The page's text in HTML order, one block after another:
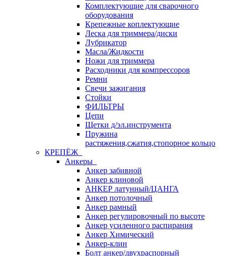
Комплектующие для сварочного
оборудования
Крепежные коплектующие
Леска для триммера/диски
Лубрикатор
Масла/Жидкости
Ножи для триммера
Расходники для компрессоров
Ремни
Свечи зажигания
Стойки
ФИЛЬТРЫ
Цепи
Щетки д/эл.инструмента
Пружина
растяжения,сжатия,стопорное кольцо
КРЕПЁЖ
Анкеры
Анкер забивной
Анкер клиновой
АНКЕР латунный/ЦАНГА
Анкер потолочный
Анкер рамный
Анкер регулировочный по высоте
Анкер усиленного распирания
Анкер Химический
Анкер-клин
Болт анкер/двухраспорный